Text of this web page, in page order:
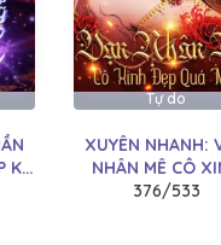
khứ
ngày
Nhạc
tỏ
KỸ
Tự do
XUYÊN NHANH:
NHÂN MÊ CÔ
ĐẸP QUÁ MỨC
376/533